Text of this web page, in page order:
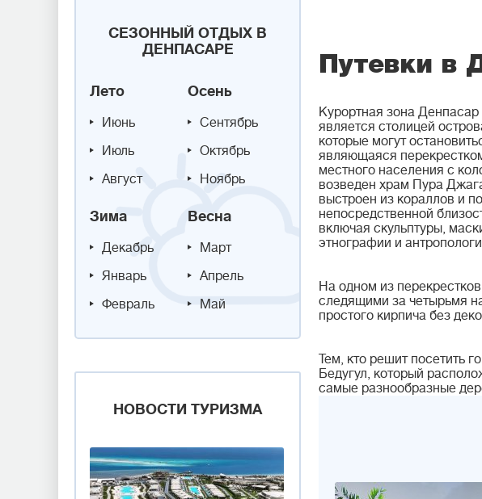
СЕЗОННЫЙ ОТДЫХ В
ДЕНПАСАРЕ
Лето
Июнь
Июль
Август
Осень
Сентябрь
Октябрь
Ноябрь
Зима
Декабрь
Январь
Февраль
Весна
Март
Апрель
Май
НОВОСТИ ТУРИЗМА
Путевки в
Курортная зона
является столицей
которые могут
являющаяся
местного населения с
возведен храм Пура
выстроен из кораллов и
непосредственной
включая скульптуры,
этнографии и
На одном из
следящими за четырьмя
простого кирпича без
Тем, кто решит посетить
Бедугул, который
самые разнообразные